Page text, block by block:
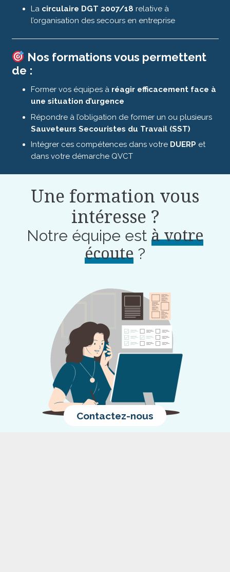
La circulaire DGT 2007/18 relative à
l’organisation des secours en entreprise
Nos formations vous permettent
de :
Former vos équipes à réagir efficacement face à
une situation d’urgence
Répondre à l’obligation de former un ou plusieurs
Sauveteurs Secouristes du Travail (SST)
Intégrer ces compétences dans votre DUERP et
dans votre démarche QVCT
Une formation vous
intéresse ?
Notre équipe est à votre
écoute ?
Contactez-nous